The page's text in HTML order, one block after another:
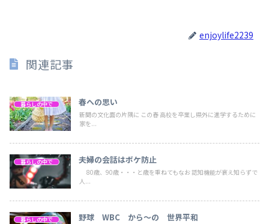
enjoylife2239
関連記事
暮らしの中で 春への思い
新聞の文化面の片隅に この春 高校を卒業し県外に進学するために
家を...
暮らしの中で 夫婦の会話はボケ防止
80歳、90歳・・・と歳を重ねてもなお 認知機能が衰え知らずで
人...
暮らしの中で 野球 WBC から～の 世界平和